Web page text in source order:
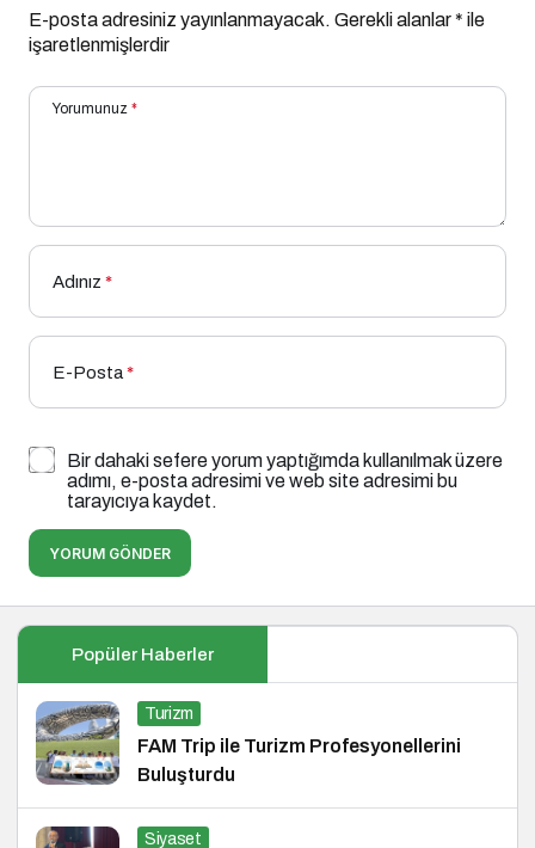
E-posta adresiniz yayınlanmayacak. Gerekli alanlar* ile
işaretlenmişlerdir
Yorumunuz *
Adınız *
E-Posta*
Bir dahaki sefere yorum yaptığımda kullanılmak üzere
adımı, e-posta adresimi ve web site adresimi bu
tarayıcıya kaydet.
YORUM GÖNDER
Popüler Haberler
Turizm
FAM Trip ile Turizm Profesyonellerini
Buluşturdu
Siyaset